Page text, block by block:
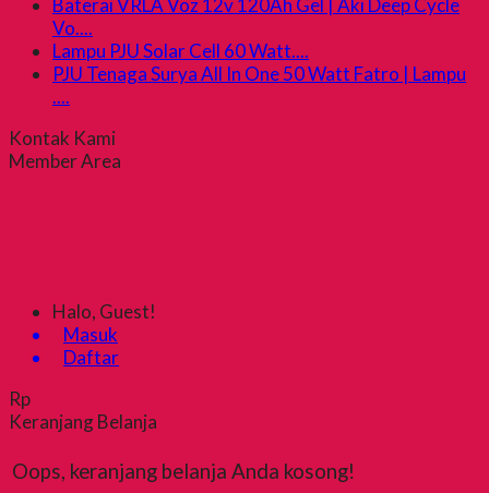
Baterai VRLA Voz 12v 120Ah Gel | Aki Deep Cycle
Vo....
Lampu PJU Solar Cell 60 Watt....
PJU Tenaga Surya All In One 50 Watt Fatro | Lampu
....
Kontak Kami
Member Area
Halo, Guest!
Masuk
Daftar
Rp
Keranjang Belanja
Oops, keranjang belanja Anda kosong!